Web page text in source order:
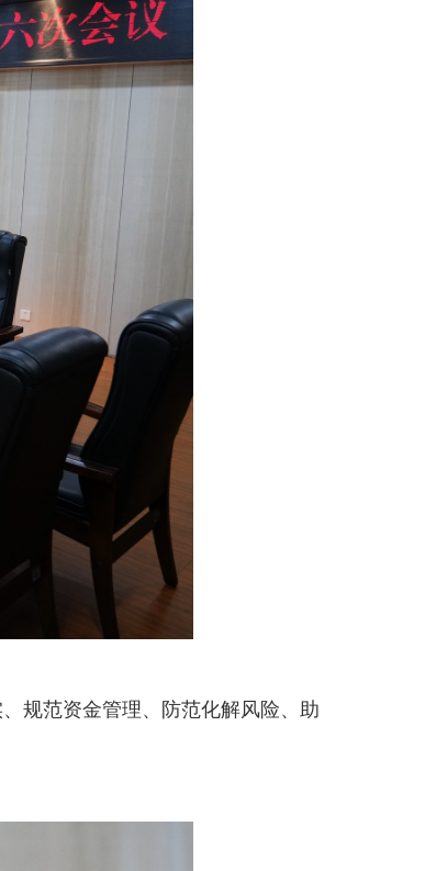
规范资金管理、防范化解风险、助